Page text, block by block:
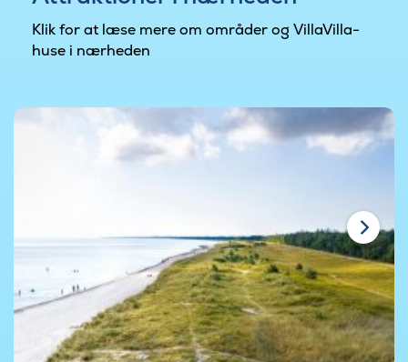
Klik for at læse mere om områder og VillaVilla-
huse i nærheden